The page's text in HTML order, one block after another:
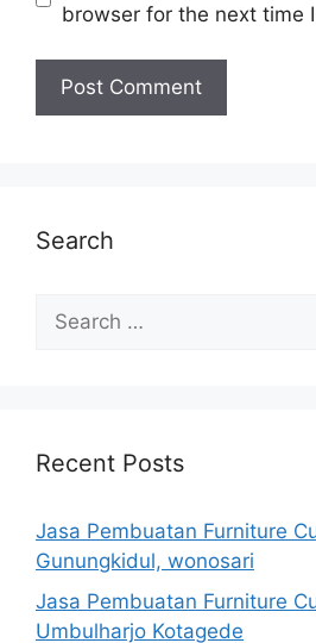
browser for the next time
Search
Search
for:
Recent Posts
Jasa Pembuatan Furniture
Gunungkidul, wonosari
Jasa Pembuatan Furniture
Umbulharjo Kotagede